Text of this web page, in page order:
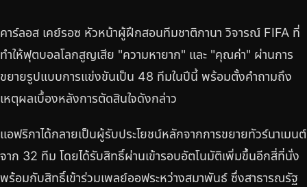
คาร์ลอส เคย์รอซ หัวหน้าผู้ฝึกสอนทีมชาติกานา วิจารณ์ FIFA ที่
ทำให้ฟุตบอลโลกสูญเสีย "ความหายาก" และ "คุณค่า" ผ่านการ
ขยายรูปแบบการแข่งขันเป็น 48 ทีมในปีนี้ พร้อมตั้งคำถามถึง
เหตุผลเบื้องหลังการตัดสินใจดังกล่าว
แอฟริกาได้กลายเป็นผู้รับประโยชน์หลักจากการขยายทัวร์นาเมนต์
จาก 32 ทีม โดยได้รับสิทธิ์ผ่านเข้ารอบอัตโนมัติเพิ่มขึ้นอีกสี่ที่นั่ง
พร้อมกับสิทธิ์เข้าร่วมเพลย์ออฟระหว่างสมาพันธ์ ซึ่งสาธารณรัฐ